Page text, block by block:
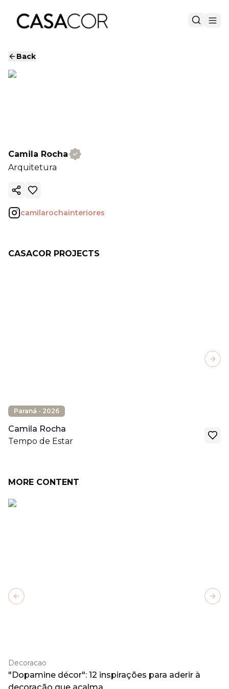
Back
Camila Rocha
Arquitetura
Copy ink
camilarochainteriores
CASACOR PROJECTS
Paraná - 2026
Camila Rocha
Tempo de Estar
MORE CONTENT
Decoracao
"Dopamine décor": 12 inspirações para aderir à
Previous slide